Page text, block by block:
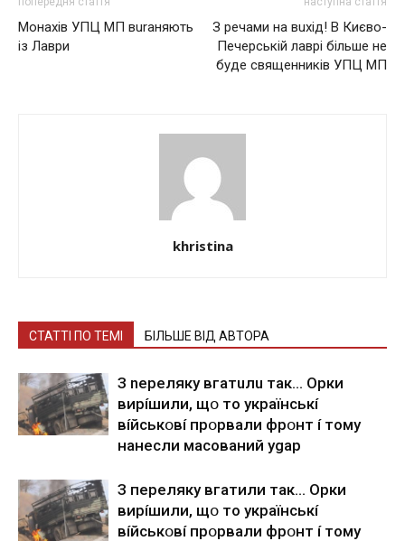
Монахів УПЦ МП вuraняють
із Лаври
З речами на вuхід! В Києво-
Печерській лаврі більше не
буде священників УПЦ МП
khristina
СТАТТІ ПО ТЕМІ БІЛЬШЕ ВІД АВТОРА
З nepeлякy вгaтuлu тaк… Opки
виpíшили, щօ тo yкpaїнcькí
вíйcькօвí пpօpвaли фpօнт í тoмy
нaнecли мacoвaний ygap
З пepeлякy вгaтили тaк… Opки
виpíшили, щօ тo yкpaїнcькí
вíйcькօвí пpօpвaли фpօнт í тoмy